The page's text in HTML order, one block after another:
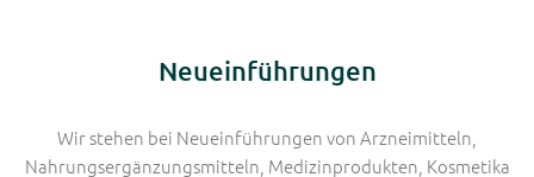
Neueinführungen
Wir stehen bei Neueinführungen von Arzneimitteln,
Nahrungsergänzungsmitteln, Medizinprodukten, Kosmetika